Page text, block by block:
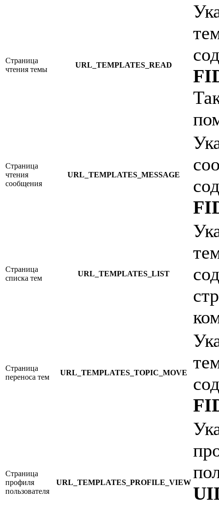
Страница
чтения темы
URL_TEMPLATES_READ
Страница
чтения
сообщения
URL_TEMPLATES_MESSAGE
Страница
списка тем
URL_TEMPLATES_LIST
Страница
переноса тем
URL_TEMPLATES_TOPIC_MOVE
Страница
профиля
пользователя
URL_TEMPLATES_PROFILE_VIEW